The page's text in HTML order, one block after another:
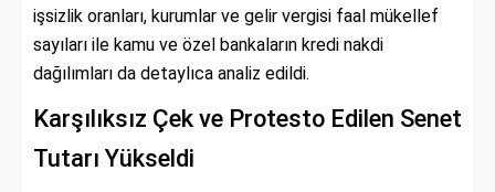
işsizlik oranları, kurumlar ve gelir vergisi faal mükellef
sayıları ile kamu ve özel bankaların kredi nakdi
dağılımları da detaylıca analiz edildi.
Karşılıksız Çek ve Protesto Edilen Senet
Tutarı Yükseldi